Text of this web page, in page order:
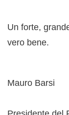
Un forte,
vero bene.
Mauro Barsi